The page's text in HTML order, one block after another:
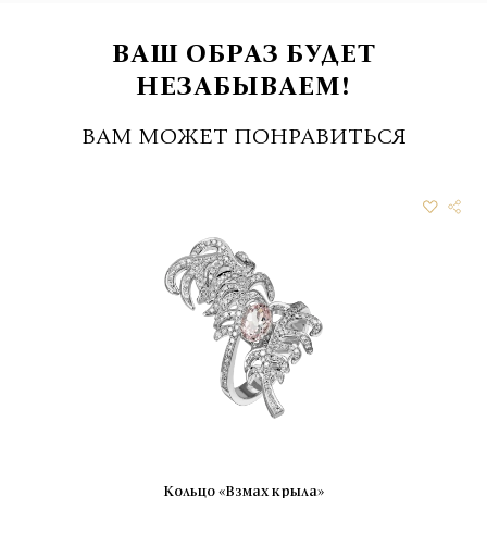
ВАШ ОБРАЗ БУДЕТ
НЕЗАБЫВАЕМ!
ВАМ МОЖЕТ ПОНРАВИТЬСЯ
Кольцо «Взмах крыла»